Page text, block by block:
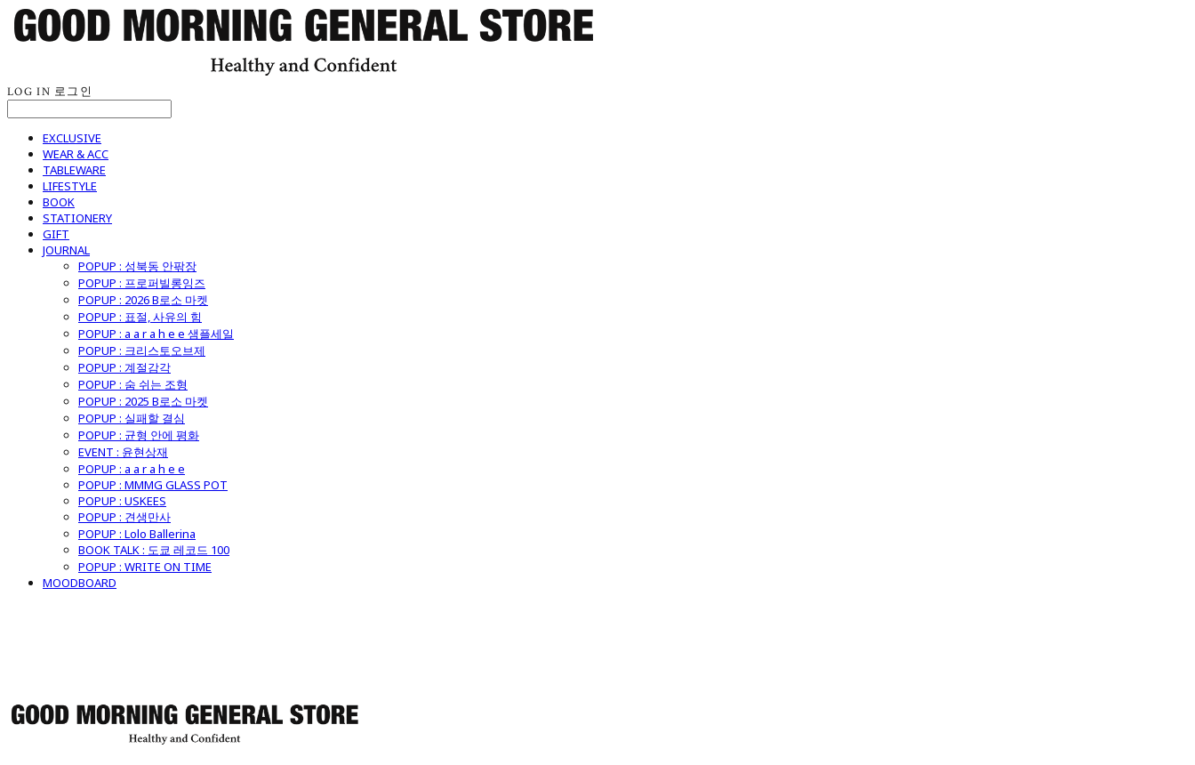
LOG IN 로그인
EXCLUSIVE
WEAR & ACC
TABLEWARE
LIFESTYLE
BOOK
STATIONERY
GIFT
JOURNAL
POPUP : 성북동 안팎장
POPUP : 프로퍼빌롱잉즈
POPUP : 2026 B로소 마켓
POPUP : 표절, 사유의 힘
POPUP : a a r a h e e 샘플세일
POPUP : 크리스토오브제
POPUP : 계절감각
POPUP : 숨 쉬는 조형
POPUP : 2025 B로소 마켓
POPUP : 실패할 결심
POPUP : 균형 안에 평화
EVENT : 윤현상재
POPUP : a a r a h e e
POPUP : MMMG GLASS POT
POPUP : USKEES
POPUP : 견생만사
POPUP : Lolo Ballerina
BOOK TALK : 도쿄 레코드 100
POPUP : WRITE ON TIME
MOODBOARD